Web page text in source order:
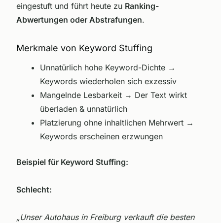
eingestuft und führt heute zu Ranking-
Abwertungen oder Abstrafungen.
Merkmale von Keyword Stuffing
Unnatürlich hohe Keyword-Dichte →
Keywords wiederholen sich exzessiv
Mangelnde Lesbarkeit → Der Text wirkt
überladen & unnatürlich
Platzierung ohne inhaltlichen Mehrwert →
Keywords erscheinen erzwungen
Beispiel für Keyword Stuffing:
Schlecht:
„Unser Autohaus in Freiburg verkauft die besten